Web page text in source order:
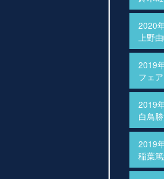
2020
上野
2019
フェ
2019
白鳥
2019
稲葉